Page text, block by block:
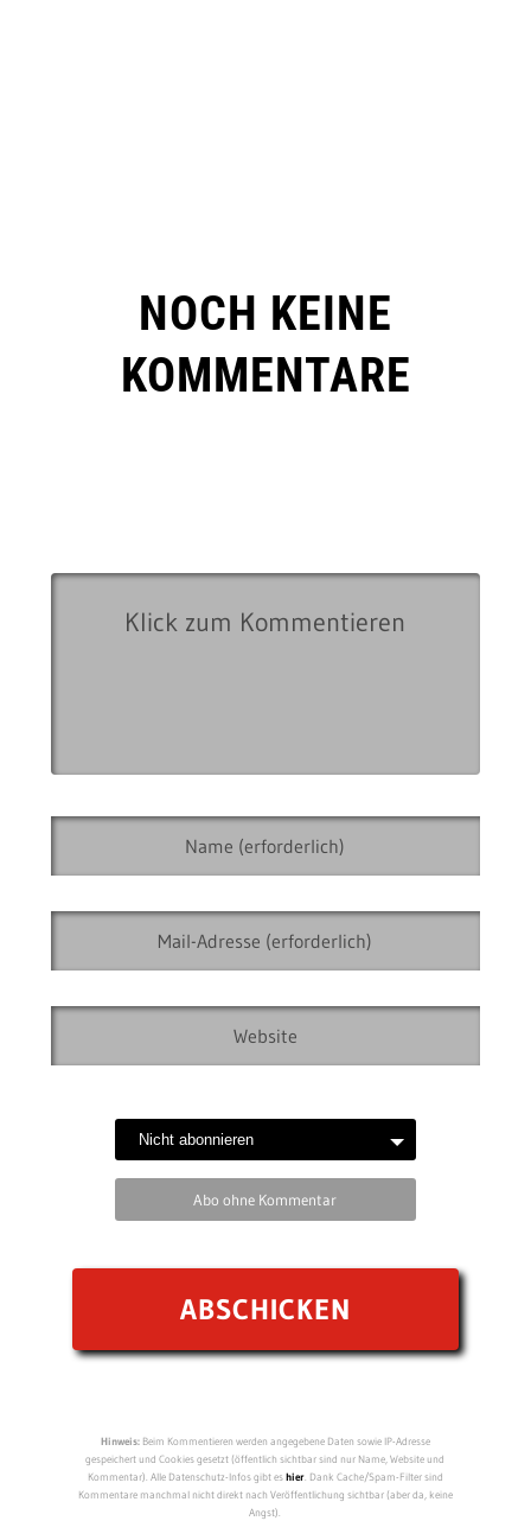
NOCH KEINE
KOMMENTARE
Abo ohne Kommentar
Hinweis:Beim Kommentieren werden angegebene Daten sowie IP-Adresse
gespeichert und Cookies gesetzt (öffentlich sichtbar sind nur Name, Website und
Kommentar). Alle Datenschutz-Infos gibt eshier. Dank Cache/Spam-Filter sind
Kommentare manchmal nicht direkt nach Veröffentlichung sichtbar (aber da, keine
Angst).